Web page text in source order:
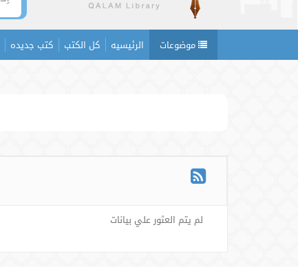
موضوعات الرئيسيه كل الكتب كتب جديده
لم يتم العثور علي بيانات